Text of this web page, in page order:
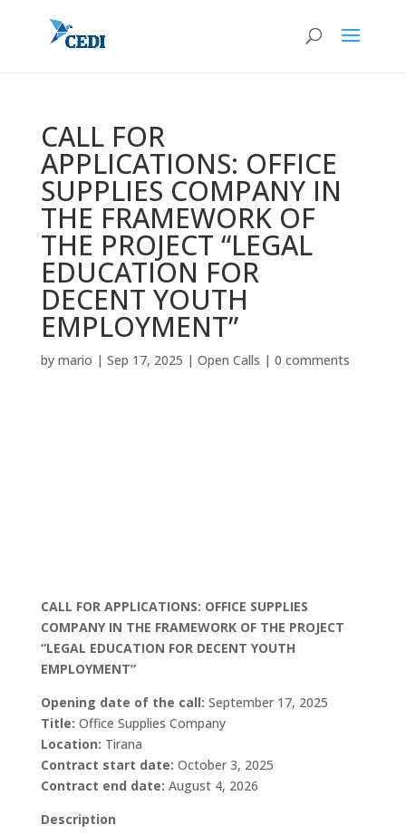
CALL FOR
APPLICATIONS: OFFICE
SUPPLIES COMPANY IN
THE FRAMEWORK OF
THE PROJECT “LEGAL
EDUCATION FOR
DECENT YOUTH
EMPLOYMENT”
by mario | Sep 17, 2025 | Open Calls | 0 comments
CALL FOR APPLICATIONS: OFFICE SUPPLIES
COMPANY IN THE FRAMEWORK OF THE PROJECT
“LEGAL EDUCATION FOR DECENT YOUTH
EMPLOYMENT”
Opening date of the call: September 17, 2025
Title: Office Supplies Company
Location: Tirana
Contract start date: October 3, 2025
Contract end date: August 4, 2026
Description